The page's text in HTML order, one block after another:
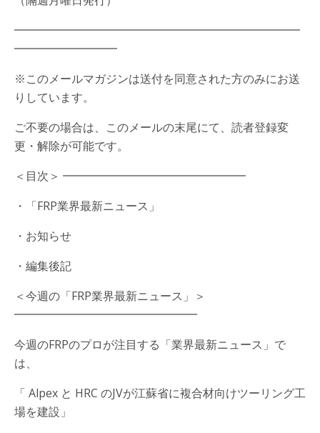
━━━━━━━━━━━━━━━━━━━━━━━━━
━━━━━━━━━
※このメールマガジンは送付を同意された方のみにお送
りしています。
ご不要の場合は、このメールの末尾にて、読者登録変
更・解除が可能です。
＜目次＞ ━━━━━━━━━━━━━━━━
・「FRP業界最新ニュース」
・お知らせ
・編集後記
＜今週の「FRP業界最新ニュース」＞
━━━━━━━━━━━━━━━━
今週のFRPのプロが注目する「業界最新ニュース」で
は、
「 Alpex と HRC のJVが江蘇省に複合材向けツーリング工
場を建設」